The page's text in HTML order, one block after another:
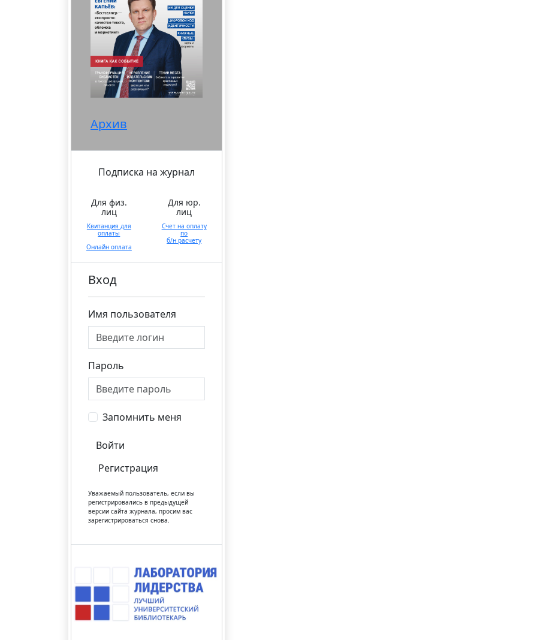
Архив
Подписка на журнал
Для физ.
лиц
Квитанция для
оплаты
Онлайн оплата
Для юр.
лиц
Счет на оплату
по
б/н расчету
Вход
Имя пользователя
Пароль
Запомнить меня
Войти
Регистрация
Уважаемый пользователь, если вы
регистрировались в предыдущей
версии сайта журнала, просим вас
зарегистрироваться снова.